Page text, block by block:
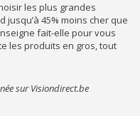
les plus grandes
jusqu’à 45% moins cher que
fait-elle pour vous
les produits en gros, tout
sur Visiondirect.be